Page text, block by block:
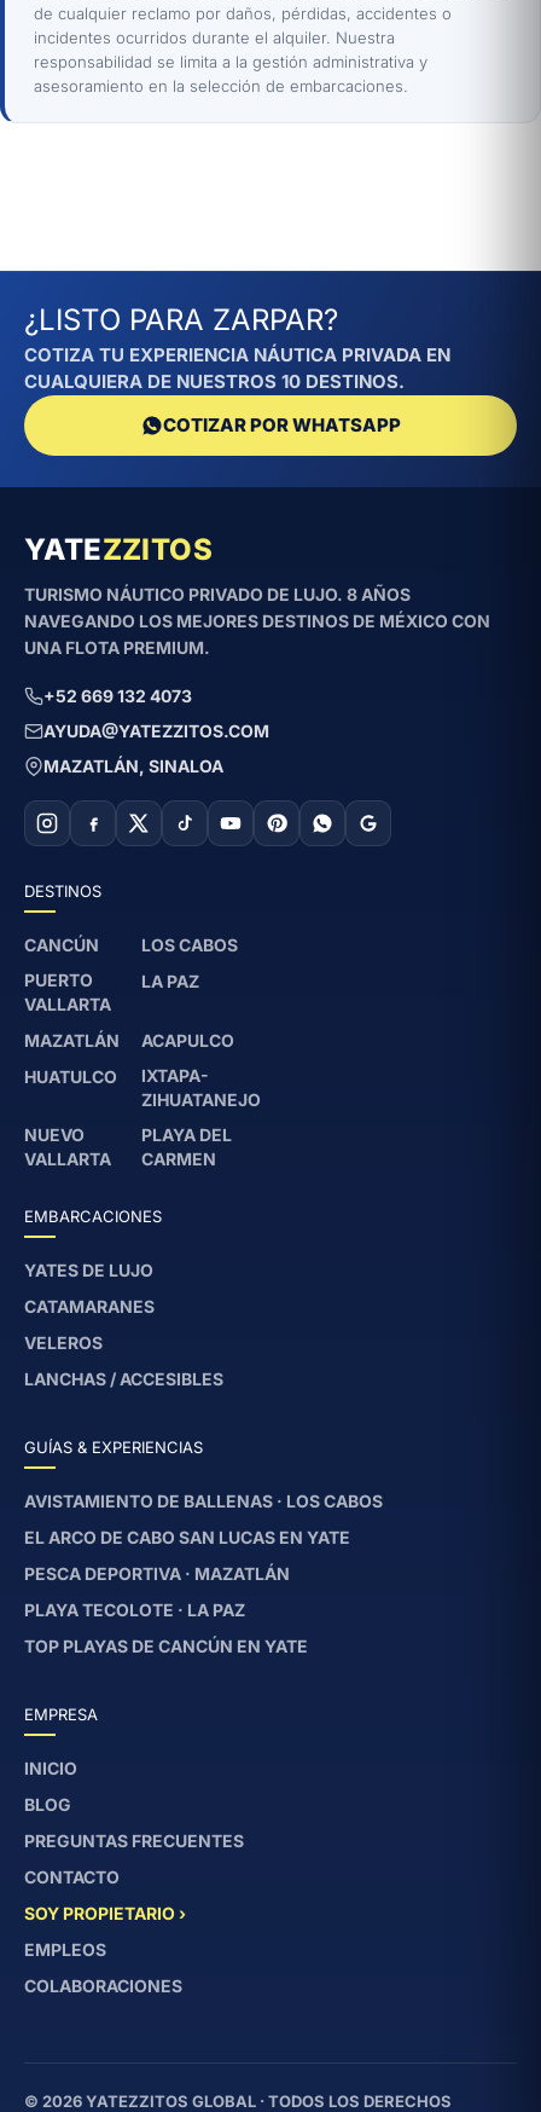
de cualquier reclamo por daños, pérdidas, accidentes o
incidentes ocurridos durante el alquiler. Nuestra
responsabilidad se limita a la gestión administrativa y
asesoramiento en la selección de embarcaciones.
¿LISTO PARA ZARPAR?
COTIZA TU EXPERIENCIA NÁUTICA PRIVADA EN
CUALQUIERA DE NUESTROS 10 DESTINOS.
COTIZAR POR WHATSAPP
YATEZZITOS
TURISMO NÁUTICO PRIVADO DE LUJO. 8 AÑOS
NAVEGANDO LOS MEJORES DESTINOS DE MÉXICO CON
UNA FLOTA PREMIUM.
+52 669 132 4073
AYUDA@YATEZZITOS.COM
MAZATLÁN, SINALOA
DESTINOS
CANCÚN
LOS CABOS
PUERTO
VALLARTA
LA PAZ
MAZATLÁN
ACAPULCO
HUATULCO
IXTAPA-
ZIHUATANEJO
NUEVO
VALLARTA
PLAYA DEL
CARMEN
EMBARCACIONES
YATES DE LUJO
CATAMARANES
VELEROS
LANCHAS / ACCESIBLES
GUÍAS & EXPERIENCIAS
AVISTAMIENTO DE BALLENAS · LOS CABOS
EL ARCO DE CABO SAN LUCAS EN YATE
PESCA DEPORTIVA · MAZATLÁN
PLAYA TECOLOTE · LA PAZ
TOP PLAYAS DE CANCÚN EN YATE
EMPRESA
INICIO
BLOG
PREGUNTAS FRECUENTES
CONTACTO
SOY PROPIETARIO ›
EMPLEOS
COLABORACIONES
© 2026 YATEZZITOS GLOBAL · TODOS LOS DERECHOS